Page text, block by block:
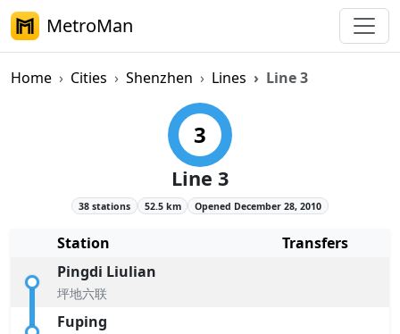
MetroMan
Home Cities Shenzhen Lines Line 3
Shenzhen Metro Line 3
3
Line 3
38 stations 52.5 km Opened December 28, 2010
Station
Transfers
Pingdi Liulian
坪地六联
Fuping